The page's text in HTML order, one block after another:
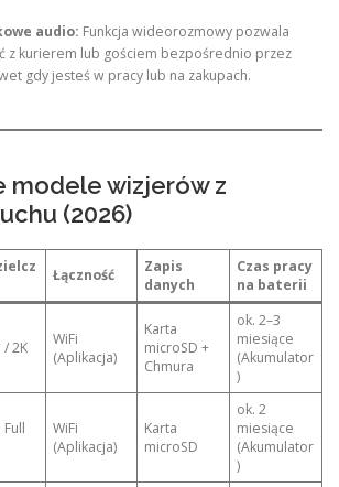
audio: Funkcja wideorozmowy pozwala
z kurierem lub gościem bezpośrednio przez
gdy jesteś w pracy lub na zakupach.
modele wizjerów z
(2026)
Łączność
Zapis
danych
Czas pracy
na baterii
/ 2K
WiFi
(Aplikacja)
Karta
microSD +
Chmura
ok. 2–3
miesiące
(Akumulator
)
WiFi
(Aplikacja)
Karta
microSD
ok. 2
miesiące
(Akumulator
)